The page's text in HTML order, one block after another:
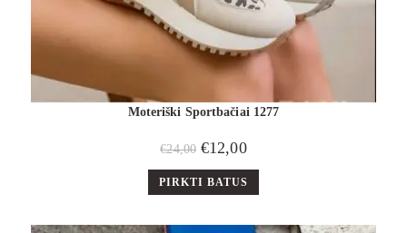
Moteriški Sportbačiai 1277
€24,00 €12,00
PIRKTI BATUS